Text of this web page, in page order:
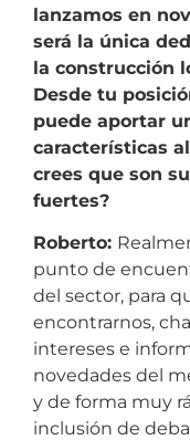
lanzamos en
será la única
la construcción
Desde tu
puede aportar
características
crees que son
fuertes?
Roberto:
punto de
del sector, para
encontrarnos,
intereses e
novedades del
y de forma muy
inclusión de